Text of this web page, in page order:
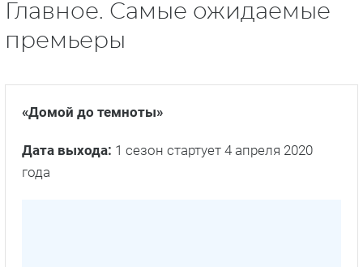
Главное. Самые ожидаемые
премьеры
«Домой до темноты»
Дата выхода: 1 сезон стартует 4 апреля 2020
года